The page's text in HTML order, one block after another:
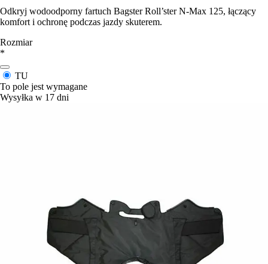
Odkryj wodoodporny fartuch Bagster Roll’ster N-Max 125, łączący
komfort i ochronę podczas jazdy skuterem.
Rozmiar
*
TU
To pole jest wymagane
Wysyłka w 17 dni